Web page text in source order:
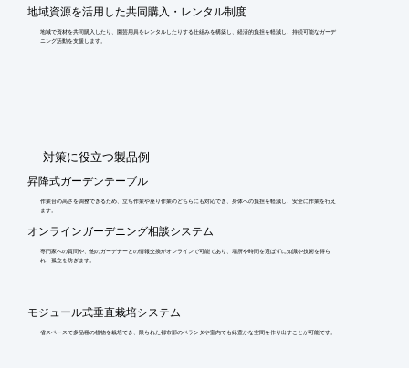
地域資源を活用した共同購入・レンタル制度
地域で資材を共同購入したり、園芸用具をレンタルしたりする仕組みを構築し、経済的負担を軽減し、持続可能なガーデ
ニング活動を支援します。
​対策に役立つ製品例
昇降式ガーデンテーブル
作業台の高さを調整できるため、立ち作業や座り作業のどちらにも対応でき、身体への負担を軽減し、安全に作業を行え
ます。
オンラインガーデニング相談システム
専門家への質問や、他のガーデナーとの情報交換がオンラインで可能であり、場所や時間を選ばずに知識や技術を得ら
れ、孤立を防ぎます。
モジュール式垂直栽培システム
省スペースで多品種の植物を栽培でき、限られた都市部のベランダや室内でも緑豊かな空間を作り出すことが可能です。